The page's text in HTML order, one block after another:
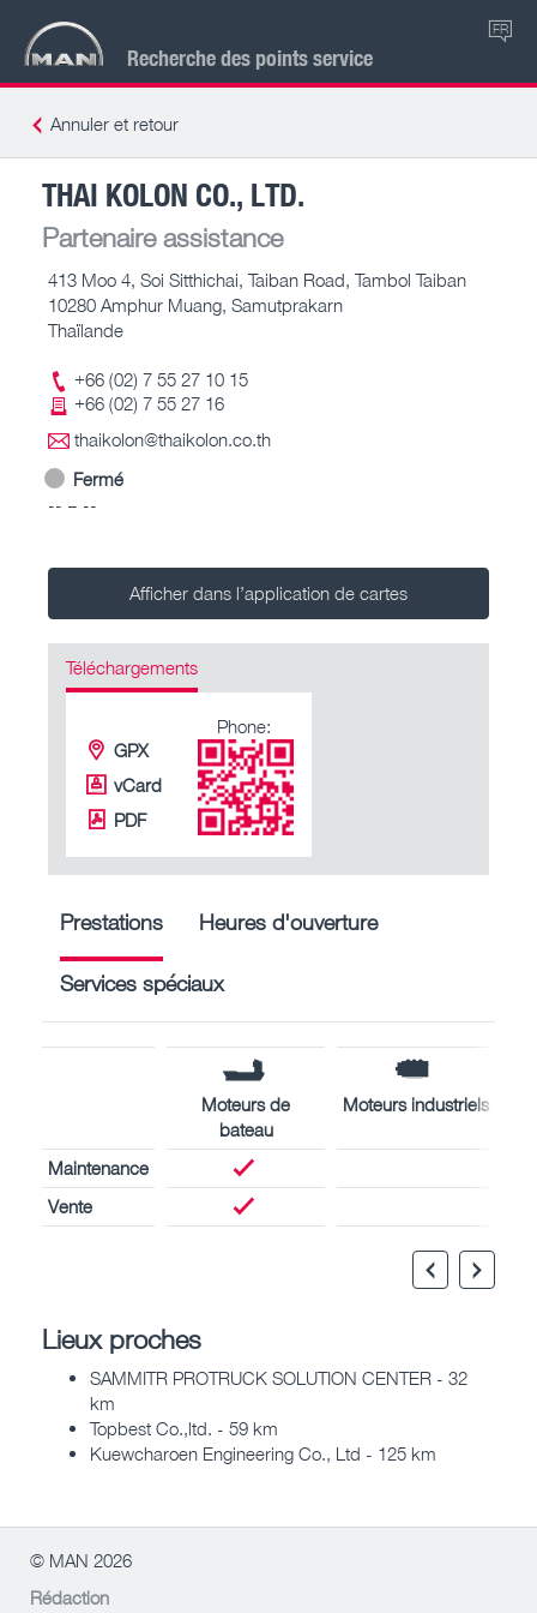
Recherche des points service
FR
Annuler et retour
THAI KOLON CO., LTD.
Partenaire assistance
413 Moo 4, Soi Sitthichai, Taiban Road, Tambol Taiban
10280 Amphur Muang, Samutprakarn
Thaïlande
+66 (02) 7 55 27 10 15
+66 (02) 7 55 27 16
thaikolon@thaikolon.co.th
Fermé
-- – --
Afficher dans l’application de cartes
Téléchargements
GPX
vCard
PDF
Phone:
Prestations Heures d'ouverture
Services spéciaux
Moteurs de
bateau
Moteurs industriels
Maintenance
Vente
Lieux proches
SAMMITR PROTRUCK SOLUTION CENTER - 32
km
Topbest Co.,ltd. - 59 km
Kuewcharoen Engineering Co., Ltd - 125 km
© MAN 2026
Rédaction